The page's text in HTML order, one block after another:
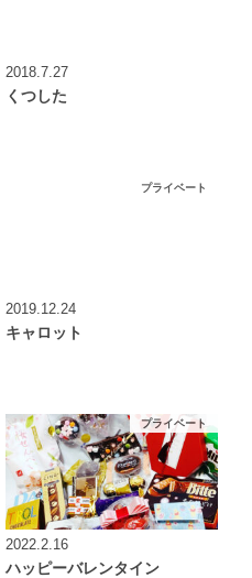
2018.7.27
くつした
プライベート
2019.12.24
キャロット
プライベート
2022.2.16
ハッピーバレンタイン